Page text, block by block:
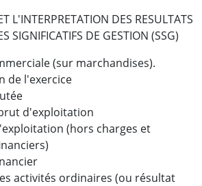
L'INTERPRETATION DES RESULTATS
SIGNIFICATIFS DE GESTION (SSG)
(sur marchandises).
de l'exercice
d'exploitation
(hors charges et
activités ordinaires (ou résultat